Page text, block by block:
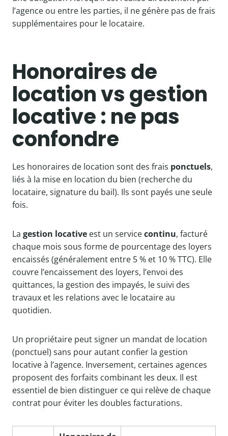
l’agence ou entre les parties, il ne génère pas de frais
supplémentaires pour le locataire.
Honoraires de
location vs gestion
locative : ne pas
confondre
Les honoraires de location sont des frais ponctuels,
liés à la mise en location du bien (recherche du
locataire, signature du bail). Ils sont payés une seule
fois.
La gestion locative est un servicecontinu, facturé
chaque mois sous forme de pourcentage des loyers
encaissés (généralement entre 5 % et 10 % TTC). Elle
couvre l’encaissement des loyers, l’envoi des
quittances, la gestion des impayés, le suivi des
travaux et les relations avec le locataire au
quotidien.
Un propriétaire peut signer un mandat de location
(ponctuel) sans pour autant confier la gestion
locative à l’agence. Inversement, certaines agences
proposent des forfaits combinant les deux. Il est
essentiel de bien distinguer ce qui relève de chaque
contrat pour éviter les doubles facturations.